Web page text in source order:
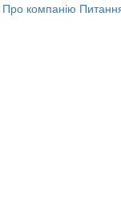
Про компанію